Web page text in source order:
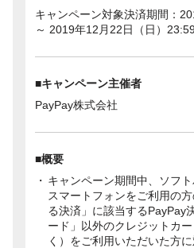
キャンペーン対象決済期間：
～ 2019年12月22日（日）
■キャンペーン主催者
PayPay株式会社
■概要
キャンペーン期間中、ソフ
スマートフォンをご利用の
る決済」に該当するPayPay
ード」以外のクレジットカ
く）をご利用いただいた方